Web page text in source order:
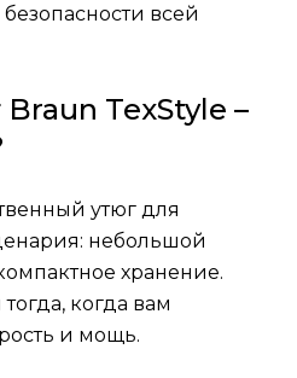
всей
TexStyle –
утюг для
небольшой
хранение.
когда вам
и мощь.